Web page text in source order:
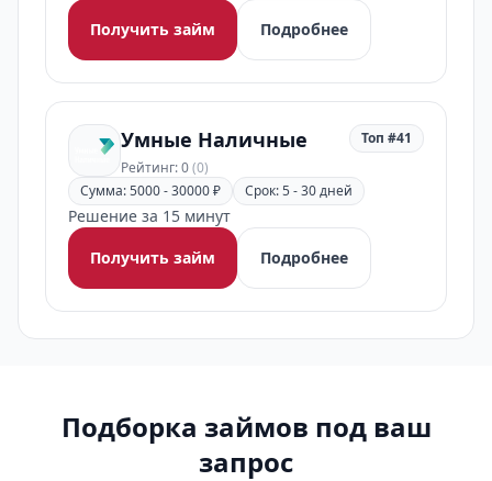
Получить займ
Подробнее
Умные Наличные
Рейтинг: 0(0)
Топ #41
Сумма: 5000 - 30000 ₽ Срок: 5 - 30 дней
Решение за 15 минут
Получить займ
Подробнее
Подборка займов под ваш
запрос